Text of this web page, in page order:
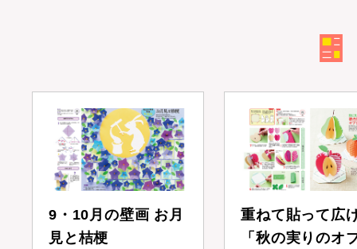
9・10月の壁画 お月
見と桔梗
重ねて貼って広
「秋の実りのオ